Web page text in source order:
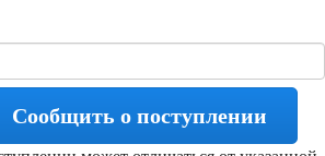
Сообщить о поступлении